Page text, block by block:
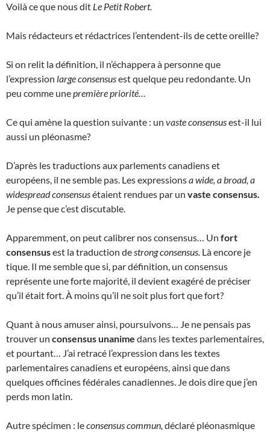
Voilà ce que nous dit Le Petit Robert.
Mais rédacteurs et rédactrices l’entendent-ils de cette oreille?
Si on relit la définition, il n’échappera à personne que
l’expression large consensusest quelque peu redondante. Un
peu comme unepremière priorité…
Ce qui amène la question suivante : un vaste consensusest-il lui
aussi un pléonasme?
D’après les traductions aux parlements canadiens et
européens, il ne semble pas. Les expressionsa wide, a broad, a
widespread consensusétaient rendues par un vaste consensus.
Je pense que c’est discutable.
Apparemment, on peut calibrer nos consensus… Un fort
consensusest la traduction destrong consensus. Là encore je
tique. Il me semble que si, par définition, un consensus
représente une forte majorité, il devient exagéré de préciser
qu’il était fort. À moins qu’il ne soit plus fort que fort?
Quant à nous amuser ainsi, poursuivons… Je ne pensais pas
trouver un consensus unanime dans les textes parlementaires,
et pourtant… J’ai retracé l’expression dans les textes
parlementaires canadiens et européens, ainsi que dans
quelques officines fédérales canadiennes. Je dois dire que j’en
perds mon latin.
Autre spécimen : leconsensus commun, déclaré pléonasmique